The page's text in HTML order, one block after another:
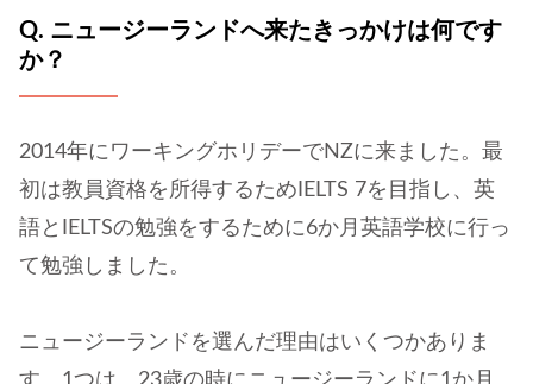
Q. ニュージーランドへ来たきっかけは何です
か？
2014年にワーキングホリデーでNZに来ました。最
初は教員資格を所得するためIELTS 7を目指し、英
語とIELTSの勉強をするために6か月英語学校に行っ
て勉強しました。
ニュージーランドを選んだ理由はいくつかありま